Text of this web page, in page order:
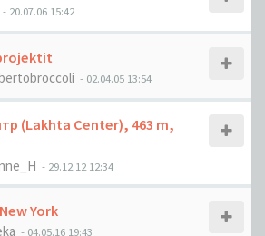
- 20.07.06 15:42
- 02.04.05 13:54
(Lakhta Center), 463 m,
- 29.12.12 12:34
York
- 04.05.16 19:43